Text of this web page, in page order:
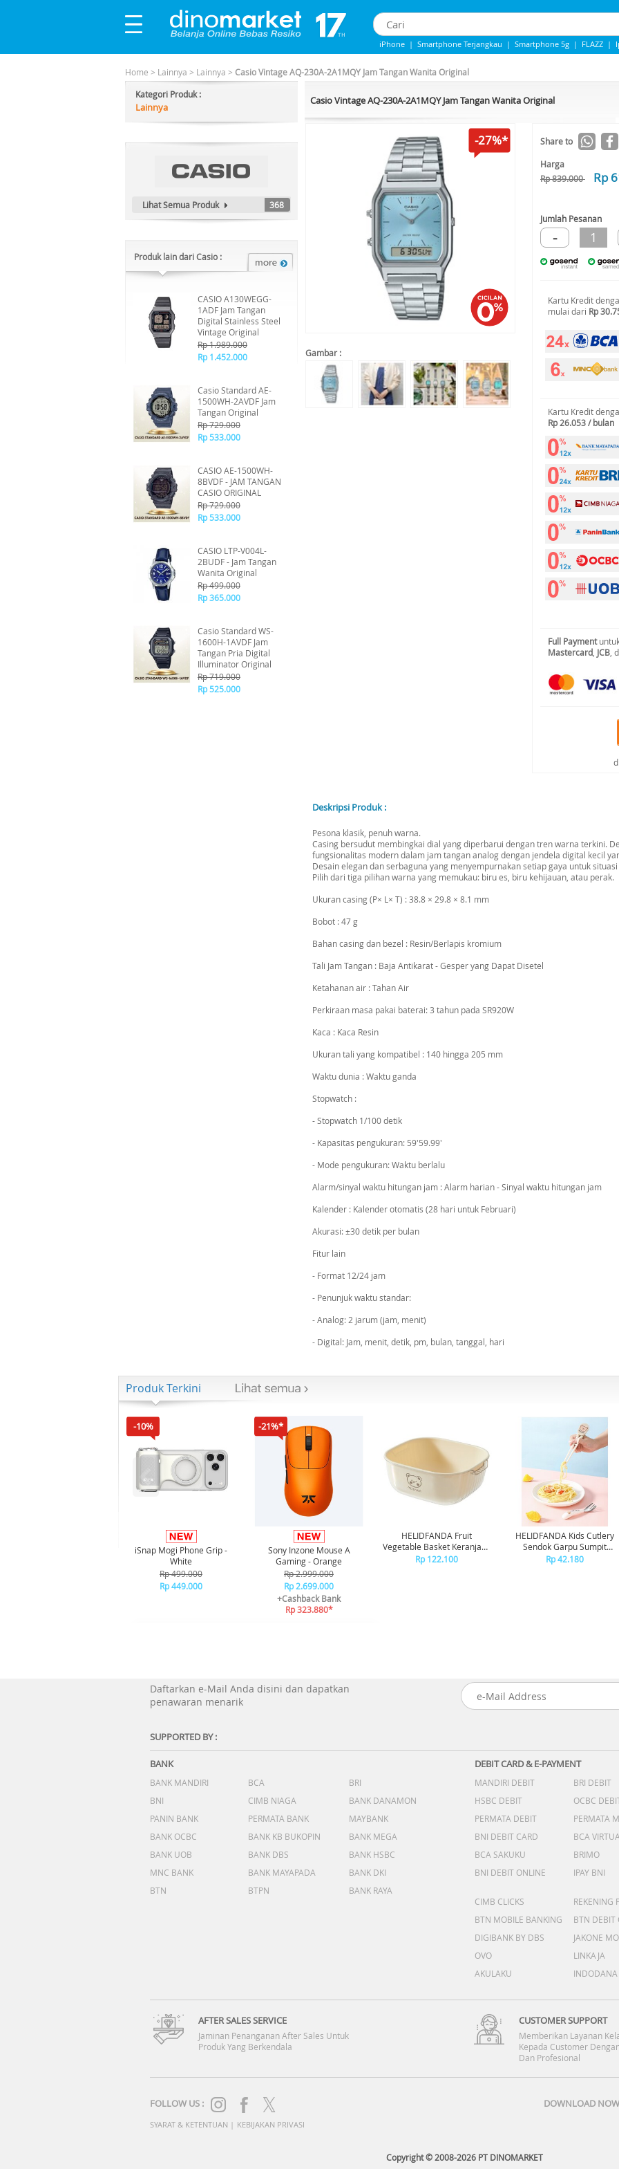
iPhone | Smartphone Terjangkau | Smartphone 5g | FLAZZ |
Home > Lainnya > Lainnya > Casio Vintage AQ-230A-2A1MQY Jam Tangan Wanita Original
Kategori Produk :
Lainnya
Lihat Semua Produk 368
Produk lain dari Casio :
CASIO A130WEGG-
1ADF Jam Tangan
Digital Stainless Steel
Vintage Original
Rp 1.989.000
Rp 1.452.000
Casio Standard AE-
1500WH-2AVDF Jam
Tangan Original
Rp 729.000
Rp 533.000
CASIO AE-1500WH-
8BVDF - JAM TANGAN
CASIO ORIGINAL
Rp 729.000
Rp 533.000
CASIO LTP-V004L-
2BUDF - Jam Tangan
Wanita Original
Rp 499.000
Rp 365.000
Casio Standard WS-
1600H-1AVDF Jam
Tangan Pria Digital
Illuminator Original
Rp 719.000
Rp 525.000
Casio Vintage AQ-230A-2A1MQY Jam Tangan Wanita Original
-27%*
Gambar :
Share to
Harga
Rp 839.000
Rp
Jumlah Pesanan
- 1
Kartu Kredit
mulai dari Rp
Kartu Kredit
Rp 26.053 / bulan
Full Payment
Mastercard JCB ,
Deskripsi Produk :
Pesona klasik, penuh warna.
Casing bersudut membingkai dial yang diperbarui dengan tren warna terkini.
fungsionalitas modern dalam jam tangan analog dengan jendela digital kecil
Desain elegan dan serbaguna yang menyempurnakan setiap gaya untuk
Pilih dari tiga pilihan warna yang memukau: biru es, biru kehijauan, atau perak.
Ukuran casing (P× L× T) : 38.8 × 29.8 × 8.1 mm
Bobot : 47 g
Bahan casing dan bezel : Resin/Berlapis kromium
Tali Jam Tangan : Baja Antikarat - Gesper yang Dapat Disetel
Ketahanan air : Tahan Air
Perkiraan masa pakai baterai: 3 tahun pada SR920W
Kaca : Kaca Resin
Ukuran tali yang kompatibel : 140 hingga 205 mm
Waktu dunia : Waktu ganda
Stopwatch :
- Stopwatch 1/100 detik
- Kapasitas pengukuran: 59'59.99'
- Mode pengukuran: Waktu berlalu
Alarm/sinyal waktu hitungan jam : Alarm harian - Sinyal waktu hitungan jam
Kalender : Kalender otomatis (28 hari untuk Februari)
Akurasi: ±30 detik per bulan
Fitur lain
- Format 12/24 jam
- Penunjuk waktu standar:
- Analog: 2 jarum (jam, menit)
- Digital: Jam, menit, detik, pm, bulan, tanggal, hari
Produk Terkini
-10%
iSnap Mogi Phone Grip -
White
Rp 499.000
Rp 449.000
-21%*
Sony Inzone Mouse A
Gaming - Orange
Rp 2.999.000
Rp 2.699.000
+Cashback Bank
Rp 323.880*
HELIDFANDA Fruit
Vegetable Basket Keranjang
Cuci Buah Sayur Motif Bear
Rp 122.100
HELIDFANDA Kids Cutlery
Sendok Garpu Sumpit
Belajar Anak Alat Makan 2 -
Rp 42.180
Daftarkan e-Mail Anda disini dan dapatkan
penawaran menarik
SUPPORTED BY :
BANK
BANK MANDIRI BCA
BRI
BNI
CIMB NIAGA
BANK DANAMON
PANIN BANK
PERMATA BANK
MAYBANK
BANK OCBC
BANK KB BUKOPIN
BANK MEGA
BANK UOB
BANK DBS
BANK HSBC
MNC BANK
BANK MAYAPADA
BANK DKI
BTN
BTPN BANK RAYA
DEBIT CARD & E-PAYMENT
MANDIRI DEBIT BRI DEBIT
HSBC DEBIT
OCBC
PERMATA DEBIT
PERMATA
BNI DEBIT CARD
BCA
BCA SAKUKU
BRIMO
BNI DEBIT ONLINE
IPAY BNI
CIMB CLICKS
REKENING
BTN MOBILE BANKING
BTN DEBIT
DIGIBANK BY DBS
JAKONE
OVO
LINKAJA
AKULAKU
INDODANA
AFTER SALES SERVICE
Jaminan Penanganan After Sales Untuk
Produk Yang Berkendala
CUSTOMER SUPPORT
Memberikan Layanan
Kepada Customer
Dan Profesional
FOLLOW US : DOWNLOAD
SYARAT & KETENTUAN | KEBIJAKAN PRIVASI
Copyright © 2008-2026 PT DINOMARKET